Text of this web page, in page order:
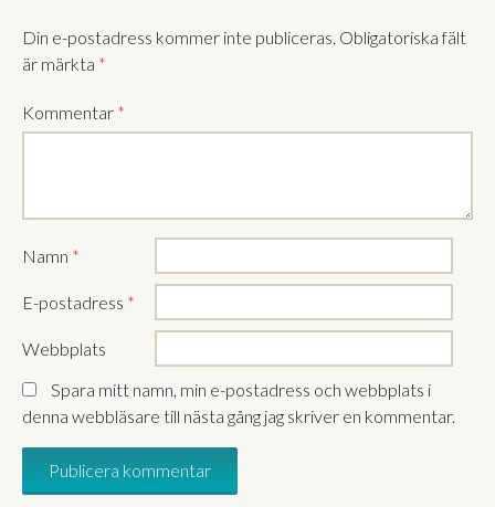
Din e-postadress kommer inte publiceras. Obligatoriska fält
är märkta *
Kommentar *
Namn *
E-postadress *
Webbplats
Spara mitt namn, min e-postadress och webbplats i
denna webbläsare till nästa gång jag skriver en kommentar.